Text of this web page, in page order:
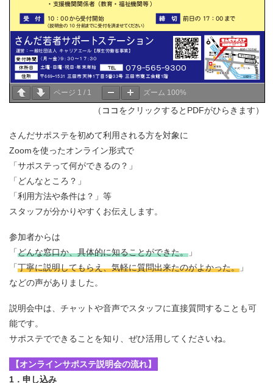
ページ 1 / 1 ズーム 100%
（ ココをクリックするとPDFがひらきます）
さんだサポステを初めて利用される方を対象に
Zoomを使ったオンライン形式で
「サポステって何ができるの？」
「どんなところ？」
「利用方法や条件は？」等
スタッフが分かりやすくお伝えします。
参加者からは
「どんな窓口か、具体的に知ることができた。 」
「丁寧に説明してもらえ、気軽に質問出来たのがよかった。 」
などの声がありました。
説明会中は、チャットや音声でスタッフに直接質問することも可
能です。
サポステでできることを知り、ぜひ活用してくださいね。
【オンラインサポステ説明会の流れ】
1．申し込み